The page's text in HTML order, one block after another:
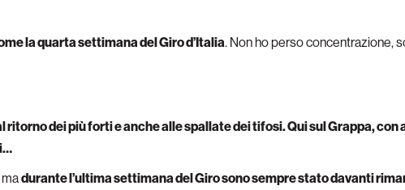
la quarta settimana del Giro d’Italia. Non ho perso concentrazione,
dei più forti e anche alle spallate dei tifosi. Qui sul Grappa,
durante l’ultima settimana del Giro sono sempre stato davanti